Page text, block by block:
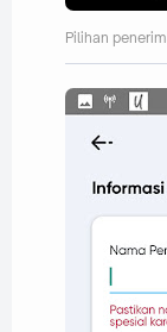
Pilihan